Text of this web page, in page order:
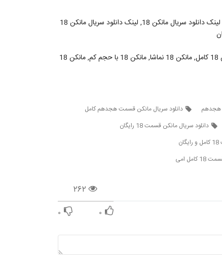
سریال مانکن 18, دانلود سریال مانکن 18, دانلود سریال مانکن 18 کامل, لینک دانلود سریال مانکن 18, لینک دانلود سریال مانکن 18
قسمت هیجده مانکن, قسمت هیجدهم سریال مانکن, مانکن 18, مانکن 18 کامل, مانکن 18 نماشا, مانکن 18 با حجم کم, مانکن 18
هجدهم
دانلود سریال مانکن قسمت هجدهم کامل
دانلود سریال مانکن قسمت 18 رایگان
امی
۲۶۲
۰ ۰